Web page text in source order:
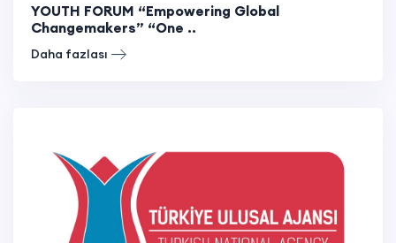
YOUTH FORUM “Empowering Global
Changemakers” “One ..
Daha fazlası